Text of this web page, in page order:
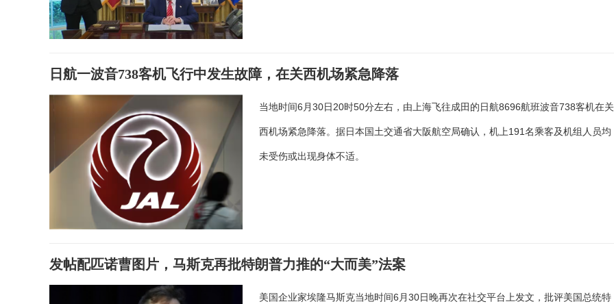
日航一波音738客机飞行中发生故障，在关西机场紧急降落
当地时间6月30日20时50分左右，由上海飞往成田的日航8696航班波音738客机在关
西机场紧急降落。据日本国土交通省大阪航空局确认，机上191名乘客及机组人员均
未受伤或出现身体不适。
发帖配匹诺曹图片，马斯克再批特朗普力推的“大而美”法案
美国企业家埃隆马斯克当地时间6月30日晚再次在社交平台上发文，批评美国总统特